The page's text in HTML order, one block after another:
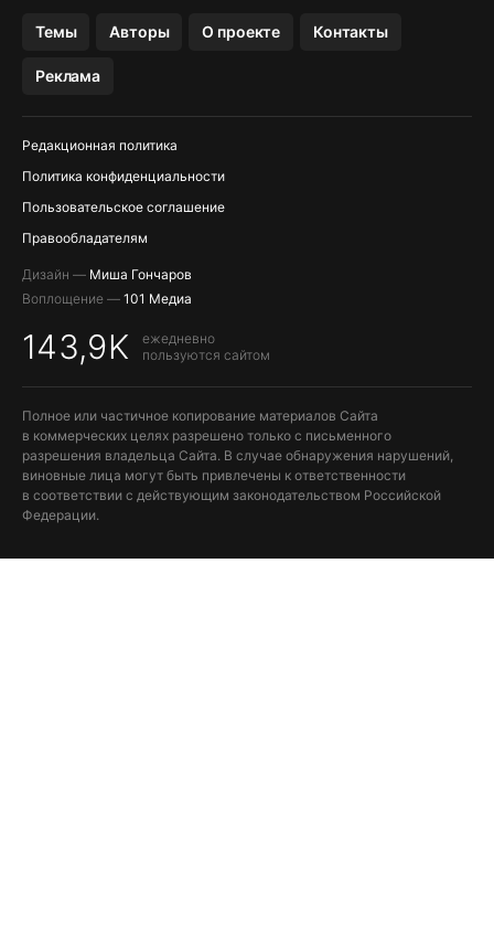
Темы Авторы О проекте Контакты
Реклама
Редакционная политика
Политика конфиденциальности
Пользовательское соглашение
Правообладателям
Дизайн — Миша Гончаров
Воплощение — 101 Медиа
143,9K
ежедневно
пользуются сайтом
Полное или частичное копирование материалов Сайта
в коммерческих целях разрешено только с письменного
разрешения владельца Сайта. В случае обнаружения нарушений,
виновные лица могут быть привлечены к ответственности
в соответствии с действующим законодательством Российской
Федерации.